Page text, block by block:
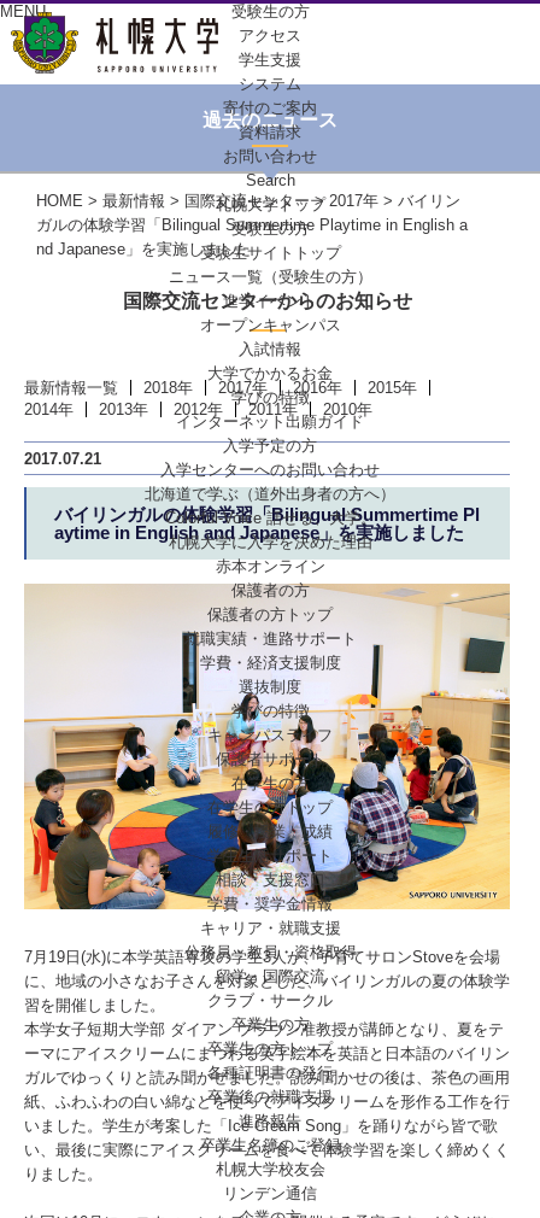
MENU
受験生の方
アクセス
学生支援
システム
寄付のご案内
資料請求
お問い合わせ
Search
札幌大学トップ
受験生の方
受験生サイトトップ
ニュース一覧（受験生の方）
進学イベント
オープンキャンパス
入試情報
大学でかかるお金
学びの特徴
インターネット出願ガイド
入学予定の方
入学センターへのお問い合わせ
北海道で学ぶ （道外出身者の方へ）
Colorful-Voice話せる、大学。
札幌大学に入学を決めた理由
赤本オンライン
保護者の方
保護者の方トップ
就職実績・進路サポート
学費・経済支援制度
選抜制度
学びの特徴
キャンパスライフ
保護者サポート
在学生の方
在学生の方トップ
履修・授業・成績
学生生活サポート
相談・支援窓口
学費・奨学金情報
キャリア・就職支援
公務員・教員・資格取得
留学・国際交流
クラブ・サークル
卒業生の方
卒業生の方トップ
各種証明書の発行
卒業後の就職支援
進路報告
卒業生名簿のご登録
札幌大学校友会
リンデン通信
過去のニュース
HOME > 最新情報 > 国際交流センター>2017年 > バイリン
ガルの体験学習「Bilingual Summertime Playtime in English a
nd Japanese」を実施しました
国際交流センターからのお知らせ
最新情報一覧 2018年 2017年 2016年
2015年
2014年
2013年 2012年 2011年 2010年
2017.07.21
バイリンガルの体験学習「Bilingual Summertime Pl
aytime in English and Japanese」を実施しました
7月19日(水)に本学英語専攻の学生3人が、子育てサロンStoveを会場
に、地域の小さなお子さんを対象とした、バイリンガルの夏の体験学
習を開催しました。
本学女子短期大学部 ダイアン ブラウン准教授が講師となり、夏をテ
ーマにアイスクリームにまつわる英字絵本を英語と日本語のバイリン
ガルでゆっくりと読み聞かせました。読み聞かせの後は、茶色の画用
紙、ふわふわの白い綿などを使ってアイスクリームを形作る工作を行
いました。学生が考案した「Ice Cream Song」を踊りながら皆で歌
い、最後に実際にアイスクリームを食べて体験学習を楽しく締めくく
りました。